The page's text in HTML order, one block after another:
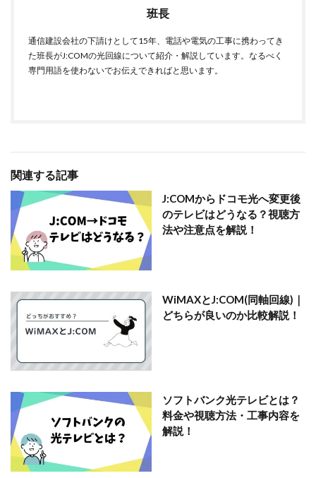
班長
通信建設会社の下請けとして15年、電話や電気の工事に携わってき
た班長がJ:COMの光回線について紹介・解説しています。なるべく
専門用語を使わないでお伝えできればと思います。
関連する記事
J:COMからドコモ光へ変更後
のテレビはどうなる？視聴方
法や注意点を解説！
WiMAXとJ:COM(同軸回線)｜
どちらが良いのか比較解説！
ソフトバンク光テレビとは？
料金や視聴方法・工事内容を
解説！